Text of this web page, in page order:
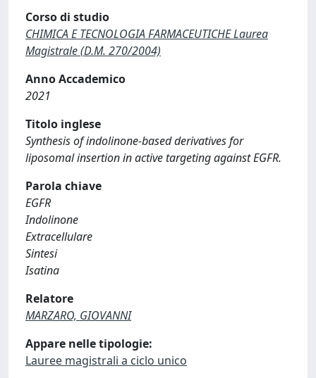
Corso di studio
CHIMICA E TECNOLOGIA FARMACEUTICHE Laurea
Magistrale (D.M. 270/2004)
Anno Accademico
2021
Titolo inglese
Synthesis of indolinone-based derivatives for
liposomal insertion in active targeting against EGFR.
Parola chiave
EGFR
Indolinone
Extracellulare
Sintesi
Isatina
Relatore
MARZARO, GIOVANNI
Appare nelle tipologie:
Lauree magistrali a ciclo unico